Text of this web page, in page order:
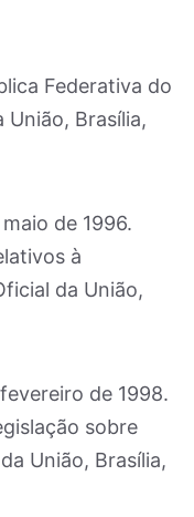
Federativa do
União, Brasília,
de 1996.
à
da União,
de 1998.
sobre
União, Brasília,